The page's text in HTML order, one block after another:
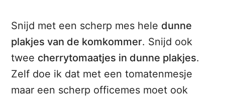
Snijd met een scherp mes hele dunne
plakjes van de komkommer. Snijd ook
twee cherrytomaatjes in dunne plakjes.
Zelf doe ik dat met een tomatenmesje
maar een scherp officemes moet ook